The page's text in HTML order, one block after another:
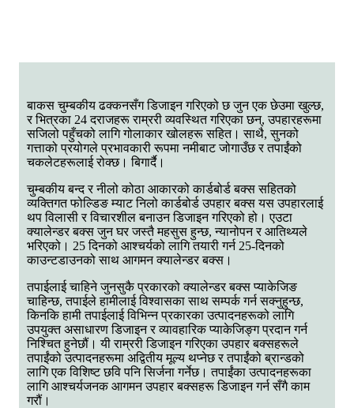
बाकस चुम्बकीय ढक्कनसँग डिजाइन गरिएको छ जुन एक छेउमा खुल्छ,
र भित्रका 24 दराजहरू राम्ररी व्यवस्थित गरिएका छन्, उपहारहरूमा
सजिलो पहुँचको लागि गोलाकार खोलहरू सहित। साथै, सुनको
गत्ताको प्रयोगले प्रभावकारी रूपमा नमीबाट जोगाउँछ र तपाईंको
चकलेटहरूलाई रोक्छ। बिगार्दै।
चुम्बकीय बन्द र नीलो कोठा आकारको कार्डबोर्ड बक्स सहितको
व्यक्तिगत फोल्डिङ म्याट निलो कार्डबोर्ड उपहार बक्स यस उपहारलाई
थप विलासी र विचारशील बनाउन डिजाइन गरिएको हो। एउटा
क्यालेन्डर बक्स जुन घर जस्तै महसुस हुन्छ, न्यानोपन र आतिथ्यले
भरिएको। 25 दिनको आश्चर्यको लागि तयारी गर्न 25-दिनको
काउन्टडाउनको साथ आगमन क्यालेन्डर बक्स।
तपाईलाई चाहिने जुनसुकै प्रकारको क्यालेन्डर बक्स प्याकेजिङ
चाहिन्छ, तपाईले हामीलाई विश्वासका साथ सम्पर्क गर्न सक्नुहुन्छ,
किनकि हामी तपाईलाई विभिन्न प्रकारका उत्पादनहरूको लागि
उपयुक्त असाधारण डिजाइन र व्यावहारिक प्याकेजिङ्ग प्रदान गर्न
निश्चित हुनेछौं। यी राम्ररी डिजाइन गरिएका उपहार बक्सहरूले
तपाईंको उत्पादनहरूमा अद्वितीय मूल्य थप्नेछ र तपाईंको ब्रान्डको
लागि एक विशिष्ट छवि पनि सिर्जना गर्नेछ। तपाईंका उत्पादनहरूका
लागि आश्चर्यजनक आगमन उपहार बक्सहरू डिजाइन गर्न सँगै काम
गरौं।